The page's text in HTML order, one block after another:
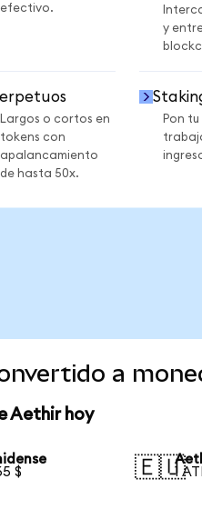
efectivo.
y
Largos o cortos en
tokens con
apalancamiento
de hasta 50x.
Pon
a
Aethir hoy
$
🇪🇺
1